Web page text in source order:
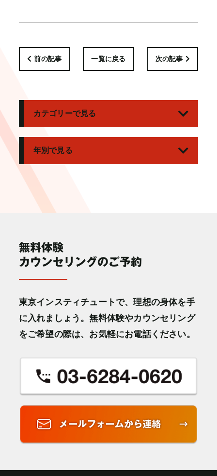
前の記事 一覧に戻る 次の記事
カテゴリーで見る
年別で見る
東京インスティチュートで、理想の身体を手
に入れましょう。無料体験やカウンセリング
をご希望の際は、お気軽にお電話ください。